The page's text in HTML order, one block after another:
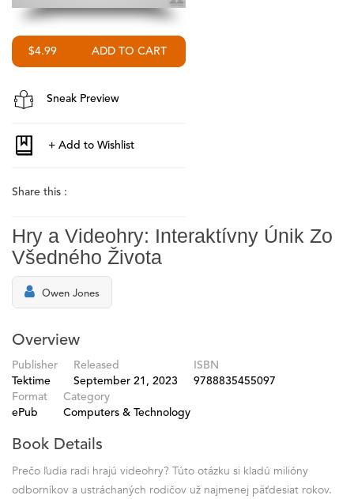
$4.99
Sneak Preview
Share this :
Hry a Videohry: Interaktívny Únik Zo
Všedného Života
Owen Jones
Overview
Publisher
Tektime
Released
September 21, 2023
ISBN
9788835455097
Format
ePub
Category
Computers & Technology
Book Details
Prečo ľudia radi hrajú videohry? Túto otázku si kladú milióny
odborníkov a ustráchaných rodičov už najmenej päťdesiat rokov.